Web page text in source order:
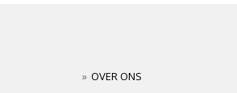
OVER ONS